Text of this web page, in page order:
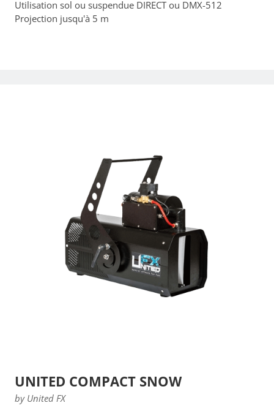
Utilisation sol ou suspendue DIRECT ou DMX-512
Projection jusqu'à 5 m
UNITED COMPACT SNOW
by United FX